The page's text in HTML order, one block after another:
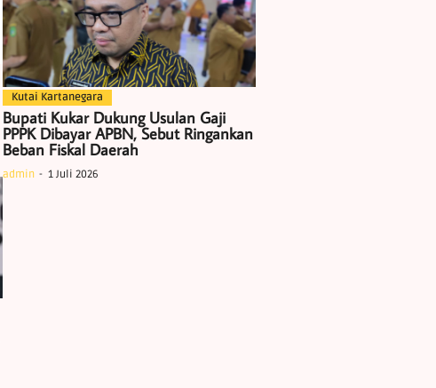
Kutai Kartanegara
Bupati Kukar Dukung Usulan Gaji
PPPK Dibayar APBN, Sebut Ringankan
Beban Fiskal Daerah
admin 1 Juli 2026